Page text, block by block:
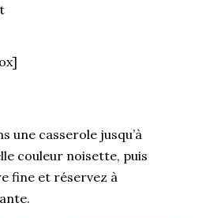
une casserole jusqu’à
couleur noisette, puis
fine et réservez à